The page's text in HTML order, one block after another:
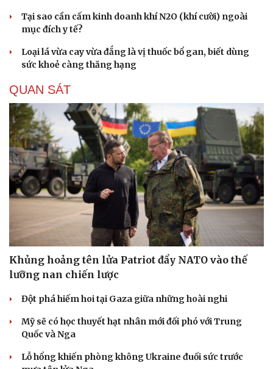
Văn hóa
Sân khấu - Điện ảnh
Văn học
Âm nhạc
Di sản
Sao Việt
Tại sao cần cấm kinh doanh khí N2O (khí cười) ngoài
mục đích y tế?
Loại lá vừa cay vừa đắng là vị thuốc bổ gan, biết dùng
sức khoẻ càng thăng hạng
QUAN SÁT
Khủng hoảng tên lửa Patriot đẩy NATO vào thế
lưỡng nan chiến lược
Đột phá hiếm hoi tại Gaza giữa những hoài nghi
Mỹ sẽ có học thuyết hạt nhân mới đối phó với Trung
Quốc và Nga
Lỗ hổng khiến phòng không Ukraine đuối sức trước